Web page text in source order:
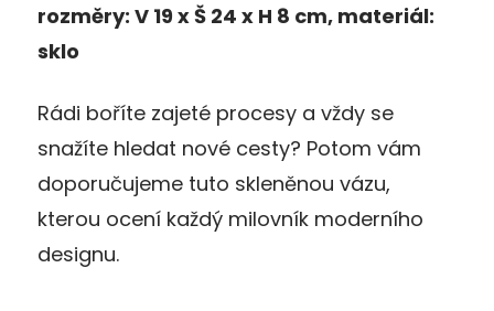
rozměry: V 19 x Š 24 x H 8 cm, materiál:
sklo
Rádi boříte zajeté procesy a vždy se
snažíte hledat nové cesty? Potom vám
doporučujeme tuto skleněnou vázu,
kterou ocení každý milovník moderního
designu.